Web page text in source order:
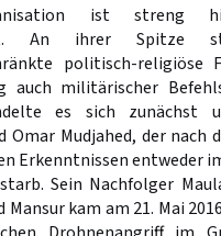
ist streng
An ihrer Spitze
politisch-religiöse
auch militärischer
es sich zunächst
Omar Mudjahed, der nach
Erkenntnissen entweder
Sein Nachfolger
Mansur kam am 21. Mai